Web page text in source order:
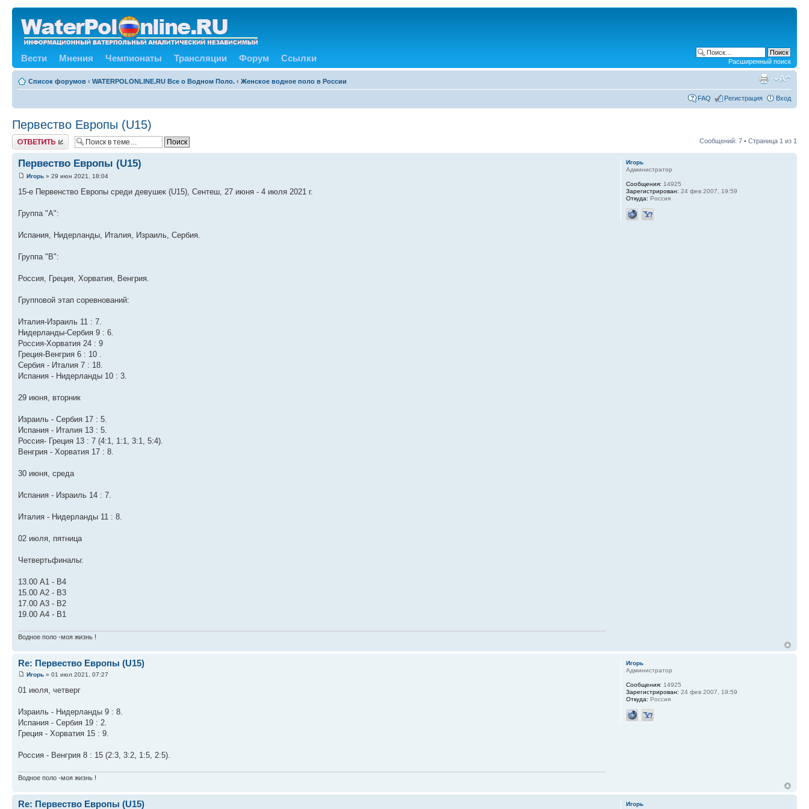
Вести Мнения Чемпионаты Трансляции Форум Ссылки Расширенный поиск
Список форумов ‹ WATERPOLONLINE.RU Все о Водном Поло. ‹ Женское водное поло в России
FAQ Регистрация Вход
Первество Европы (U15)
Ответить Сообщений: 7 • Страница 1 из 1
Первество Европы (U15)
Игорь » 29 июн 2021, 18:04
15-е Первенство Европы среди девушек (U15), Сентеш, 27 июня - 4 июля 2021 г.
Группа "A":
Испания, Нидерланды, Италия, Израиль, Сербия.
Группа "B":
Россия, Греция, Хорватия, Венгрия.
Групповой этап соревнований:
Италия-Израиль 11 : 7.
Нидерланды-Сербия 9 : 6.
Россия-Хорватия 24 : 9
Греция-Венгрия 6 : 10 .
Сербия - Италия 7 : 18.
Испания - Нидерланды 10 : 3.
29 июня, вторник
Израиль - Сербия 17 : 5.
Испания - Италия 13 : 5.
Россия- Греция 13 : 7 (4:1, 1:1, 3:1, 5:4).
Венгрия - Хорватия 17 : 8.
30 июня, среда
Испания - Израиль 14 : 7.
Италия - Нидерланды 11 : 8.
02 июля, пятница
Четвертьфиналы:
13.00 А1 - В4
15.00 А2 - В3
17.00 А3 - В2
19.00 А4 - В1
Водное поло -моя жизнь !
Игорь
Администратор
Сообщения: 14925
Зарегистрирован: 24 фев 2007, 19:59
Откуда: Россия
Re: Первество Европы (U15)
Игорь » 01 июл 2021, 07:27
01 июля, четверг
Израиль - Нидерланды 9 : 8.
Испания - Сербия 19 : 2.
Греция - Хорватия 15 : 9.
Россия - Венгрия 8 : 15 (2:3, 3:2, 1:5, 2:5).
Водное поло -моя жизнь !
Игорь
Администратор
Сообщения: 14925
Зарегистрирован: 24 фев 2007, 19:59
Откуда: Россия
Re: Первество Европы (U15)
Игорь